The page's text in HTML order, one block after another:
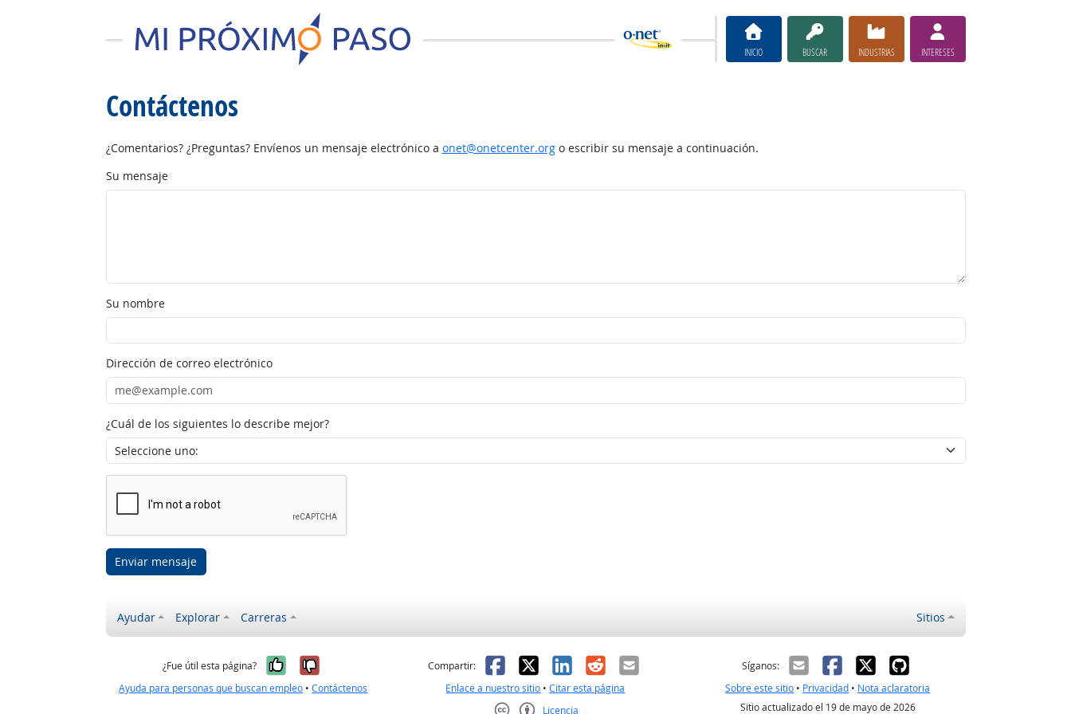
INICIO BUSCAR INDUSTRIAS INTERESES
Contáctenos
¿Comentarios? ¿Preguntas? Envíenos un mensaje electrónico a onet@onetcenter.orgo escribir su mensaje a continuación.
Su mensaje
Su nombre
Dirección de correo electrónico
¿Cuál de los siguientes lo describe mejor?
Enviar mensaje
Ayudar Explorar Carreras Sitios
¿Fue útil esta página? Sí, fue útil
No, no fue útil
Ayuda para personas que buscan empleo •Contáctenos
Compartir: Facebook
X LinkedIn
RedditCorreo electrónico
Enlace a nuestro sitio •Citar esta página
Licencia
Síganos:
Sobre este sitio • Privacidad • Nota aclaratoria
Sitio actualizado el 19 de mayo de 2026